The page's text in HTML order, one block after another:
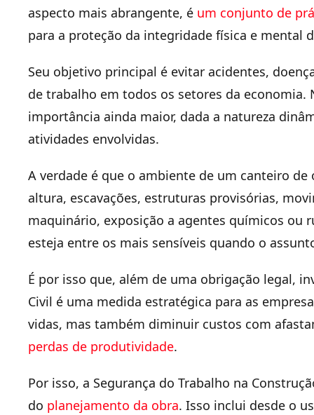
aspecto mais abrangente, é um conjunto de
para a proteção da integridade física e mental
Seu objetivo principal é evitar acidentes,
de trabalho em todos os setores da economia.
importância ainda maior, dada a natureza
atividades envolvidas.
A verdade é que o ambiente de um canteiro de
altura, escavações, estruturas provisórias,
maquinário, exposição a agentes químicos ou
esteja entre os mais sensíveis quando o
É por isso que, além de uma obrigação legal,
Civil é uma medida estratégica para as
vidas, mas também diminuir custos com
perdas de produtividade.
Por isso, a Segurança do Trabalho na
do planejamento da obra. Isso inclui desde o